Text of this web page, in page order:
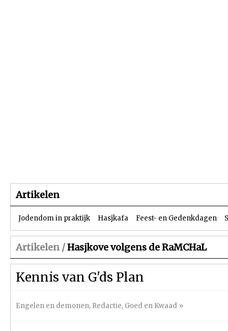
Artikelen
Jodendom in praktijk Hasjkafa Feest- en Gedenkdagen
Artikelen /Hasjkove volgens de RaMCHaL
Kennis van G'ds Plan
Engelen en demonen, Redactie, Goed en Kwaad »